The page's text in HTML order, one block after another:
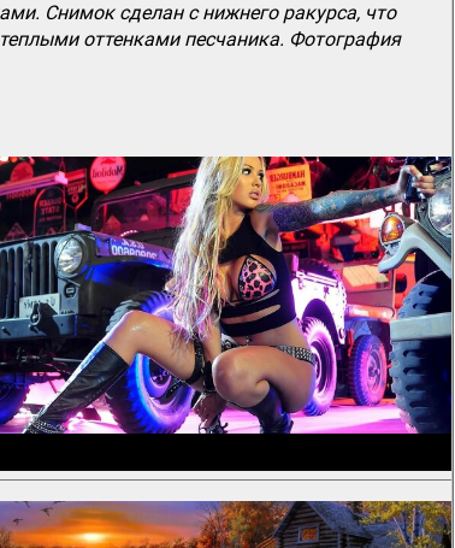
Снимок сделан с нижнего ракурса, что
оттенками песчаника. Фотография